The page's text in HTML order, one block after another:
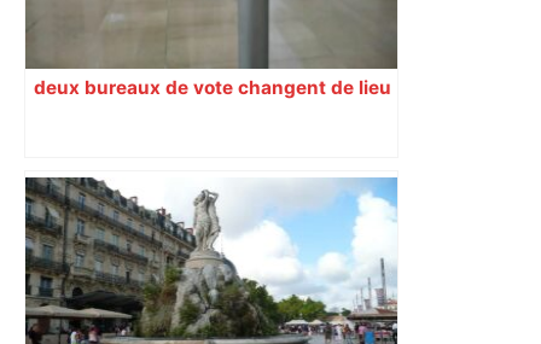
deux bureaux de vote changent de lieu